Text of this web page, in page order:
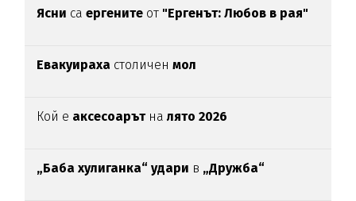
Ясни са ергените от "Ергенът: Любов в рая"
Евакуираха столиченмол
Кой е аксесоарътналято 2026
„Баба хулиганка“ удари в „Дружба“